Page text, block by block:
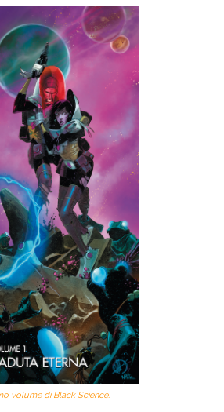
volume di Black Science.